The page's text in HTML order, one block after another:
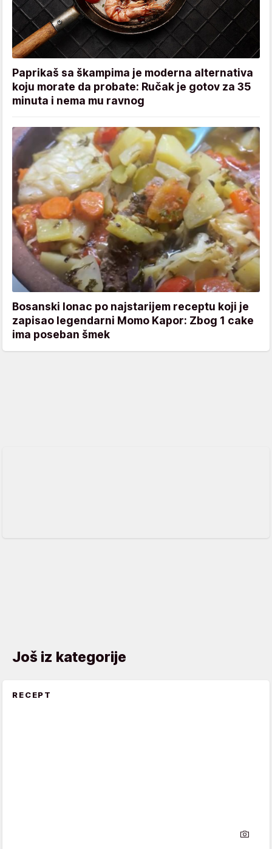
Paprikaš sa škampima je moderna alternativa
koju morate da probate: Ručak je gotov za 35
minuta i nema mu ravnog
Bosanski lonac po najstarijem receptu koji je
zapisao legendarni Momo Kapor: Zbog 1 cake
ima poseban šmek
Još iz kategorije
RECEPT